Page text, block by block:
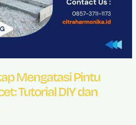
Mengatasi Pintu
Tutorial DIY dan